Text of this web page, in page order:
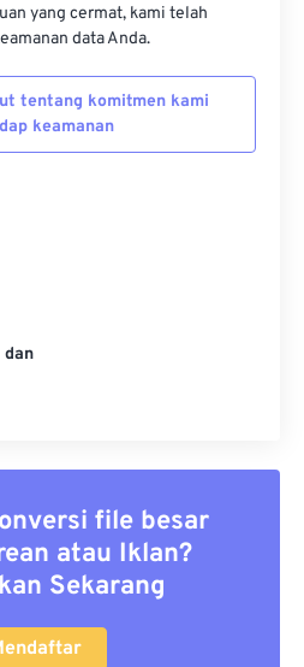
yang cermat, kami telah
data Anda.
tentang komitmen kami
keamanan
dan
file besar
atau Iklan?
Sekarang